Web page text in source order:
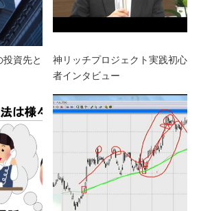
資先と
神リッチプロジェクト実践初心
者インタビュー